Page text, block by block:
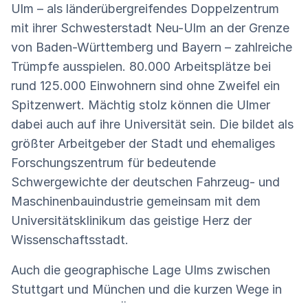
Ulm – als länderübergreifendes Doppelzentrum
mit ihrer Schwesterstadt Neu-Ulm an der Grenze
von Baden-Württemberg und Bayern ­– zahlreiche
Trümpfe ausspielen. 80.000 Arbeitsplätze bei
rund 125.000 Einwohnern sind ohne Zweifel ein
Spitzenwert. Mächtig stolz können die Ulmer
dabei auch auf ihre Universität sein. Die bildet als
größter Arbeitgeber der Stadt und ehemaliges
Forschungszentrum für bedeutende
Schwergewichte der deutschen Fahrzeug- und
Maschinenbauindustrie gemeinsam mit dem
Universitätsklinikum das geistige Herz der
Wissenschaftsstadt.
Auch die geographische Lage Ulms zwischen
Stuttgart und München und die kurzen Wege in